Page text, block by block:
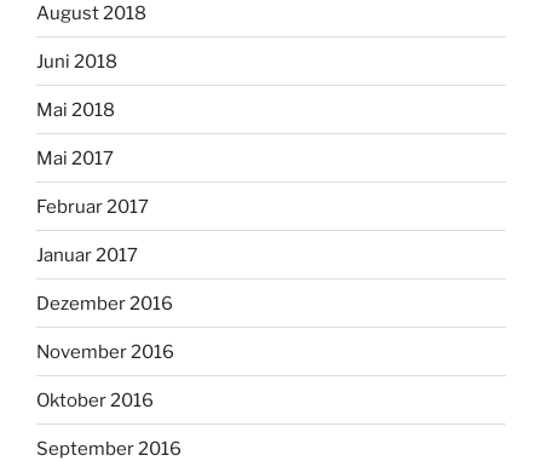
August 2018
Juni 2018
Mai 2018
Mai 2017
Februar 2017
Januar 2017
Dezember 2016
November 2016
Oktober 2016
September 2016